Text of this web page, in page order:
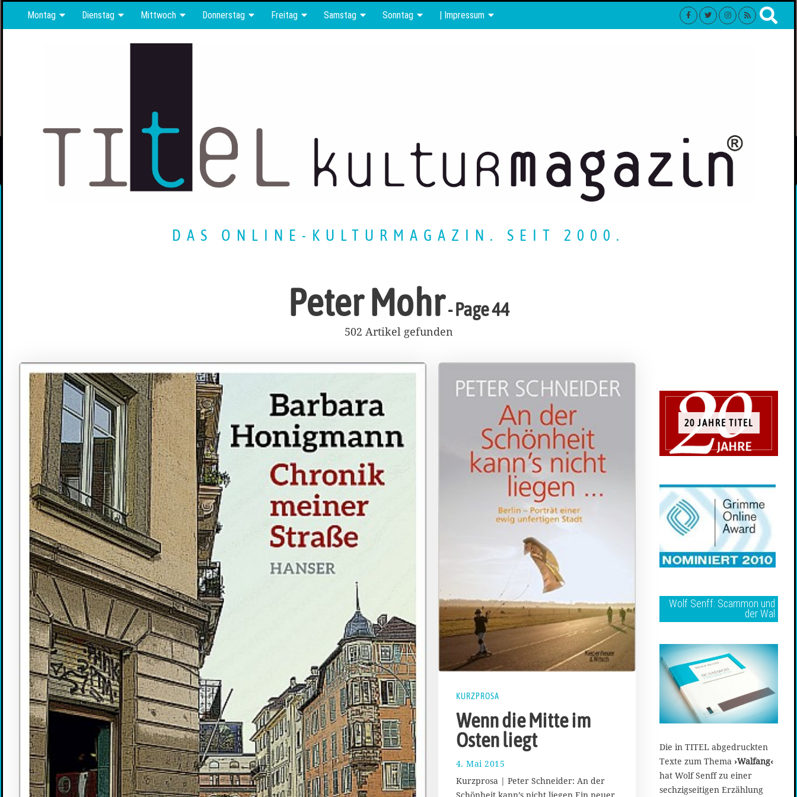
Montag Dienstag Mittwoch Donnerstag Freitag Samstag Sonntag | Impressum
DAS ONLINE-KULTURMAGAZIN. SEIT 2000.
Peter Mohr- Page 44
502 Artikel gefunden
KURZPROSA
Wenn die Mitte im
Osten liegt
4. Mai 2015
Kurzprosa | Peter Schneider: An der
20 JAHRE TITEL
Wolf Senff: Scammon und
der Wal
Die in TITEL abgedruckten
Texte zum Thema ›Walfang‹
hat Wolf Senff zu einer
sechzigseitigen Erzählung